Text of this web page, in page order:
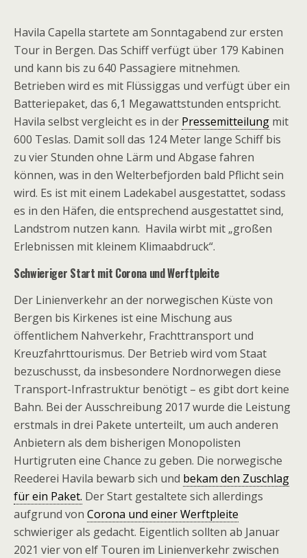
Havila Capella startete am Sonntagabend zur ersten
Tour in Bergen. Das Schiff verfügt über 179 Kabinen
und kann bis zu 640 Passagiere mitnehmen.
Betrieben wird es mit Flüssiggas und verfügt über ein
Batteriepaket, das 6,1 Megawattstunden entspricht.
Havila selbst vergleicht es in der Pressemitteilung mit
600 Teslas. Damit soll das 124 Meter lange Schiff bis
zu vier Stunden ohne Lärm und Abgase fahren
können, was in den Welterbefjorden bald Pflicht sein
wird. Es ist mit einem Ladekabel ausgestattet, sodass
es in den Häfen, die entsprechend ausgestattet sind,
Landstrom nutzen kann. Havila wirbt mit „großen
Erlebnissen mit kleinem Klimaabdruck“.
Schwieriger Start mit Corona und Werftpleite
Der Linienverkehr an der norwegischen Küste von
Bergen bis Kirkenes ist eine Mischung aus
öffentlichem Nahverkehr, Frachttransport und
Kreuzfahrttourismus. Der Betrieb wird vom Staat
bezuschusst, da insbesondere Nordnorwegen diese
Transport-Infrastruktur benötigt – es gibt dort keine
Bahn. Bei der Ausschreibung 2017 wurde die Leistung
erstmals in drei Pakete unterteilt, um auch anderen
Anbietern als dem bisherigen Monopolisten
Hurtigruten eine Chance zu geben. Die norwegische
Reederei Havila bewarb sich und bekam den Zuschlag
für ein Paket. Der Start gestaltete sich allerdings
aufgrund von Corona und einer Werftpleite
schwieriger als gedacht. Eigentlich sollten ab Januar
2021 vier von elf Touren im Linienverkehr zwischen